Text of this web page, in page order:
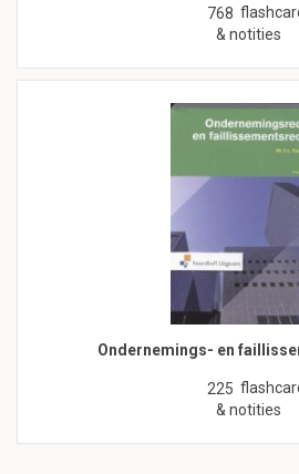
768
& notities
Ondernemings- en
225
& notities